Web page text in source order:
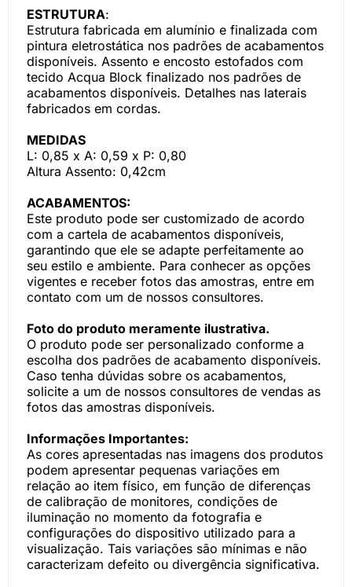
ESTRUTURA:
Estrutura fabricada em alumínio e finalizada com
pintura eletrostática nos padrões de acabamentos
disponíveis. Assento e encosto estofados com
tecido Acqua Block finalizado nos padrões de
acabamentos disponíveis. Detalhes nas laterais
fabricados em cordas.
MEDIDAS
L: 0,85 x A: 0,59 x P: 0,80
Altura Assento: 0,42cm
ACABAMENTOS:
Este produto pode ser customizado de acordo
com a cartela de acabamentos disponíveis,
garantindo que ele se adapte perfeitamente ao
seu estilo e ambiente. Para conhecer as opções
vigentes e receber fotos das amostras, entre em
contato com um de nossos consultores.
Foto do produto meramente ilustrativa.
O produto pode ser personalizado conforme a
escolha dos padrões de acabamento disponíveis.
Caso tenha dúvidas sobre os acabamentos,
solicite a um de nossos consultores de vendas as
fotos das amostras disponíveis.
Informações Importantes:
As cores apresentadas nas imagens dos produtos
podem apresentar pequenas variações em
relação ao item físico, em função de diferenças
de calibração de monitores, condições de
iluminação no momento da fotografia e
configurações do dispositivo utilizado para a
visualização. Tais variações são mínimas e não
caracterizam defeito ou divergência significativa.